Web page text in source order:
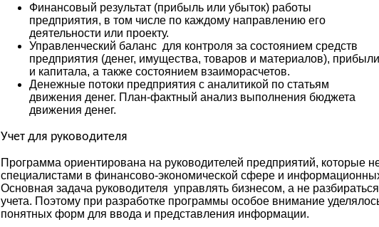
Финансовый результат (прибыль или убыток) работы
предприятия, в том числе по каждому направлению его
деятельности или проекту.
Управленческий баланс для контроля за состоянием средств
предприятия (денег, имущества, товаров и материалов), прибыли
и капитала, а также состоянием взаиморасчетов.
Денежные потоки предприятия с аналитикой по статьям
движения денег. План-фактный анализ выполнения бюджета
движения денег.
Учет для руководителя
Программа ориентирована на руководителей предприятий, которые
специалистами в финансово-экономической сфере и
Основная задача руководителя управлять бизнесом, а не
учета. Поэтому при разработке программы особое внимание
понятных форм для ввода и представления информации.